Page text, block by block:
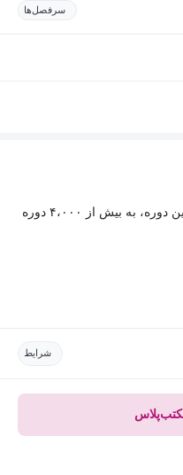
سرفصل‌ها
با خرید اشتراک مکتب‌پلاس، علاوه بر این دوره، به بیش از ۴،۰۰۰ دوره
شرایط